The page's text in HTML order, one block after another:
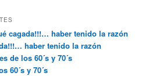
cagada!!!… haber tenido la razón
haber tenido la razón
de los 60´s y 70´s
60´s y 70´s